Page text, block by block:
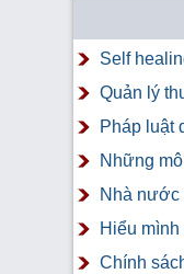
Self
Quản lý
Pháp luật
Những
Nhà nước
Hiểu
Chính